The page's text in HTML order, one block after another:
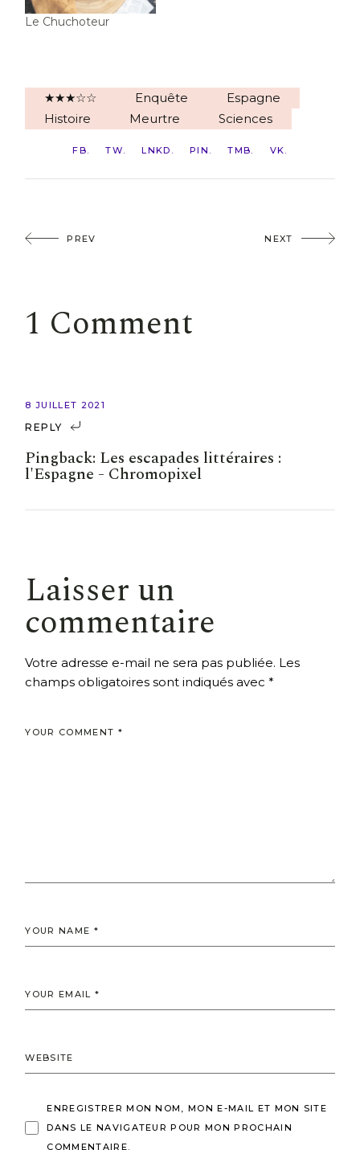
Le Chuchoteur
★★★☆☆ Enquête
Espagne
Histoire
Meurtre Sciences
FB TW LNKD PIN TMB VK
PREV NEXT
1 Comment
8 JUILLET 2021
REPLY
Pingback: Les escapades littéraires :
l'Espagne - Chromopixel
Laisser un
commentaire
Votre adresse e-mail ne sera pas publiée. Les
champs obligatoires sont indiqués avec*
ENREGISTRER MON NOM, MON E-MAIL ET MON SITE
DANS LE NAVIGATEUR POUR MON PROCHAIN
COMMENTAIRE.